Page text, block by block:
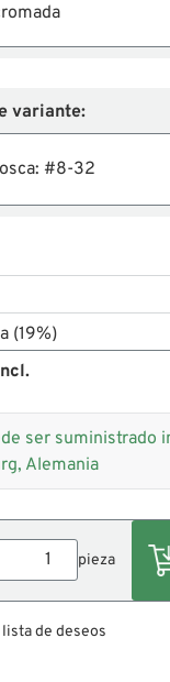
variante:
#8-32
(19%)
ser suministrado
Alemania
pieza
lista de deseos